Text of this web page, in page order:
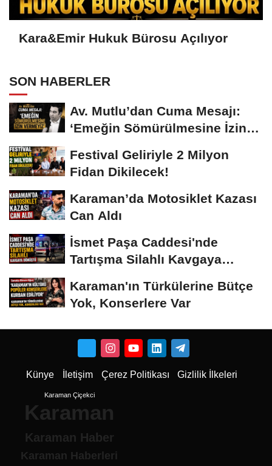
Kara&Emir Hukuk Bürosu Açılıyor
SON HABERLER
Av. Mutlu’dan Cuma Mesajı:
‘Emeğin Sömürülmesine İzin
Festival Geliriyle 2 Milyon
Fidan Dikilecek!
Karaman’da Motosiklet Kazası
Can Aldı
İsmet Paşa Caddesi'nde
Tartışma Silahlı Kavgaya
Karaman'ın Türkülerine Bütçe
Yok, Konserlere Var
Künye İletişim Çerez Politikası Gizlilik İlkeleri
Karaman Çiçekci
Karaman
Karaman Haber
Karaman Haberleri